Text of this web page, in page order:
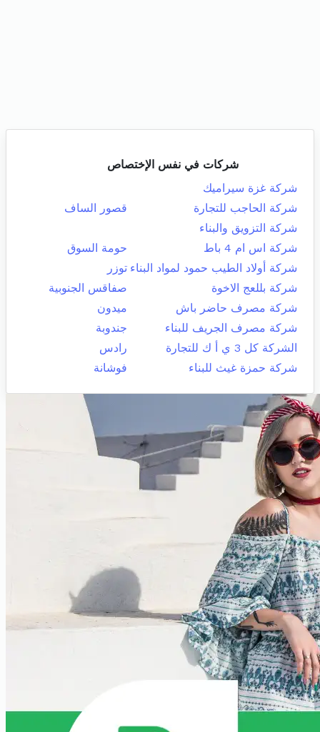
شركات في نفس الإختصاص
شركة غزة سيراميك
شركة الحاجب للتجارة
قصور الساف
شركة التزويق والبناء
شركة اس ام 4 باط
حومة السوق
شركة أولاد الطيب حمود لمواد البناء توزر
شركة بللعج الاخوة
صفاقس الجنوبية
شركة مصرف حاضر باش
ميدون
شركة مصرف الجريف للبناء
جندوبة
الشركة كل 3 ي أ ك للتجارة
رادس
شركة حمزة غيث للبناء
فوشانة